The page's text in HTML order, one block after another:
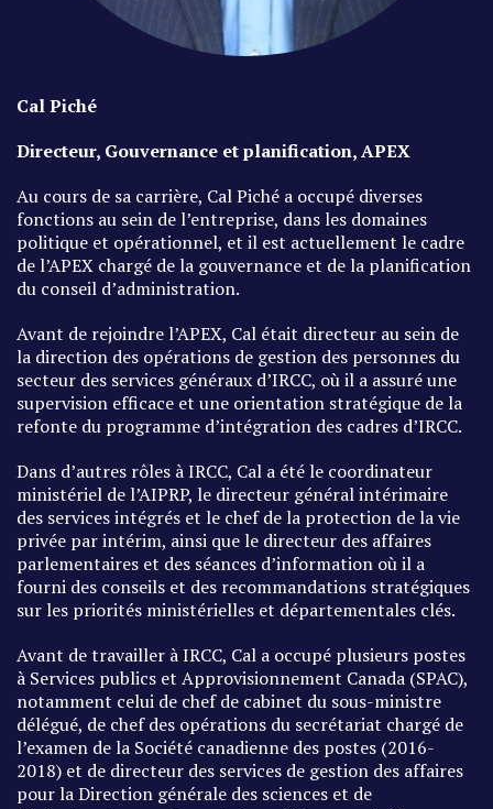
Cal Piché
Directeur, Gouvernance et planification, APEX
Au cours de sa carrière, Cal Piché a occupé diverses
fonctions au sein de l’entreprise, dans les domaines
politique et opérationnel, et il est actuellement le cadre
de l’APEX chargé de la gouvernance et de la planification
du conseil d’administration.
Avant de rejoindre l’APEX, Cal était directeur au sein de
la direction des opérations de gestion des personnes du
secteur des services généraux d’IRCC, où il a assuré une
supervision efficace et une orientation stratégique de la
refonte du programme d’intégration des cadres d’IRCC.
Dans d’autres rôles à IRCC, Cal a été le coordinateur
ministériel de l’AIPRP, le directeur général intérimaire
des services intégrés et le chef de la protection de la vie
privée par intérim, ainsi que le directeur des affaires
parlementaires et des séances d’information où il a
fourni des conseils et des recommandations stratégiques
sur les priorités ministérielles et départementales clés.
Avant de travailler à IRCC, Cal a occupé plusieurs postes
à Services publics et Approvisionnement Canada (SPAC),
notamment celui de chef de cabinet du sous-ministre
délégué, de chef des opérations du secrétariat chargé de
l’examen de la Société canadienne des postes (2016-
2018) et de directeur des services de gestion des affaires
pour la Direction générale des sciences et de